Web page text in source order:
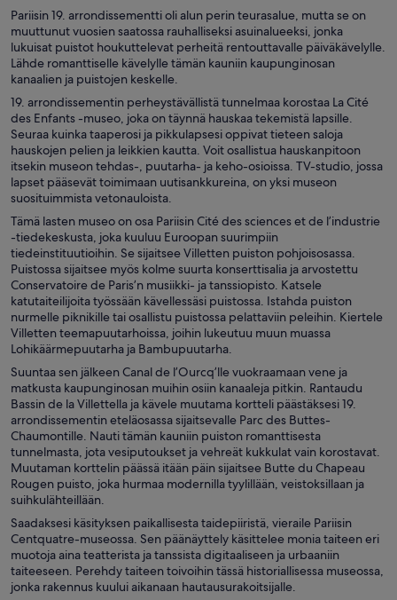
Pariisin 19. arrondissementti oli alun perin teurasalue, mutta se on
muuttunut vuosien saatossa rauhalliseksi asuinalueeksi, jonka
lukuisat puistot houkuttelevat perheitä rentouttavalle päiväkävelylle.
Lähde romanttiselle kävelylle tämän kauniin kaupunginosan
kanaalien ja puistojen keskelle.
19. arrondissementin perheystävällistä tunnelmaa korostaa La Cité
des Enfants -museo, joka on täynnä hauskaa tekemistä lapsille.
Seuraa kuinka taaperosi ja pikkulapsesi oppivat tieteen saloja
hauskojen pelien ja leikkien kautta. Voit osallistua hauskanpitoon
itsekin museon tehdas-, puutarha- ja keho-osioissa. TV-studio, jossa
lapset pääsevät toimimaan uutisankkureina, on yksi museon
suosituimmista vetonauloista.
Tämä lasten museo on osa Pariisin Cité des sciences et de l’industrie
-tiedekeskusta, joka kuuluu Euroopan suurimpiin
tiedeinstituutioihin. Se sijaitsee Villetten puiston pohjoisosassa.
Puistossa sijaitsee myös kolme suurta konserttisalia ja arvostettu
Conservatoire de Paris’n musiikki- ja tanssiopisto. Katsele
katutaiteilijoita työssään kävellessäsi puistossa. Istahda puiston
nurmelle piknikille tai osallistu puistossa pelattaviin peleihin. Kiertele
Villetten teemapuutarhoissa, joihin lukeutuu muun muassa
Lohikäärmepuutarha ja Bambupuutarha.
Suuntaa sen jälkeen Canal de l’Ourcq’lle vuokraamaan vene ja
matkusta kaupunginosan muihin osiin kanaaleja pitkin. Rantaudu
Bassin de la Villettella ja kävele muutama kortteli päästäksesi 19.
arrondissementin eteläosassa sijaitsevalle Parc des Buttes-
Chaumontille. Nauti tämän kauniin puiston romanttisesta
tunnelmasta, jota vesiputoukset ja vehreät kukkulat vain korostavat.
Muutaman korttelin päässä itään päin sijaitsee Butte du Chapeau
Rougen puisto, joka hurmaa modernilla tyylillään, veistoksillaan ja
suihkulähteillään.
Saadaksesi käsityksen paikallisesta taidepiiristä, vieraile Pariisin
Centquatre-museossa. Sen päänäyttely käsittelee monia taiteen eri
muotoja aina teatterista ja tanssista digitaaliseen ja urbaaniin
taiteeseen. Perehdy taiteen toivoihin tässä historiallisessa museossa,
jonka rakennus kuului aikanaan hautausurakoitsijalle.